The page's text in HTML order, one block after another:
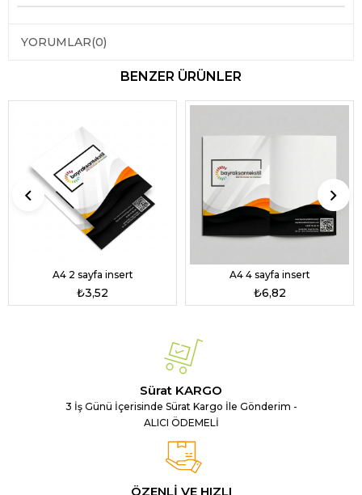
YORUMLAR(0)
BENZER ÜRÜNLER
A4 2 sayfa insert
₺3,52
A4 4 sayfa insert
₺6,82
Sürat KARGO
3 İş Günü İçerisinde Sürat Kargo İle Gönderim -
ALICI ÖDEMELİ
ÖZENLİ VE HIZLI